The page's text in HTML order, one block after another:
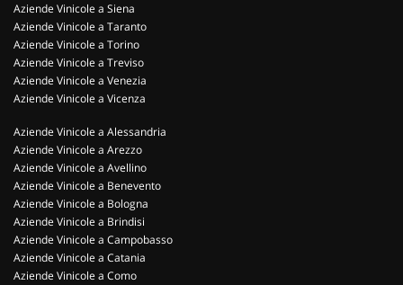
Aziende Vinicole a Siena
Aziende Vinicole a Taranto
Aziende Vinicole a Torino
Aziende Vinicole a Treviso
Aziende Vinicole a Venezia
Aziende Vinicole a Vicenza
Aziende Vinicole a Alessandria
Aziende Vinicole a Arezzo
Aziende Vinicole a Avellino
Aziende Vinicole a Benevento
Aziende Vinicole a Bologna
Aziende Vinicole a Brindisi
Aziende Vinicole a Campobasso
Aziende Vinicole a Catania
Aziende Vinicole a Como